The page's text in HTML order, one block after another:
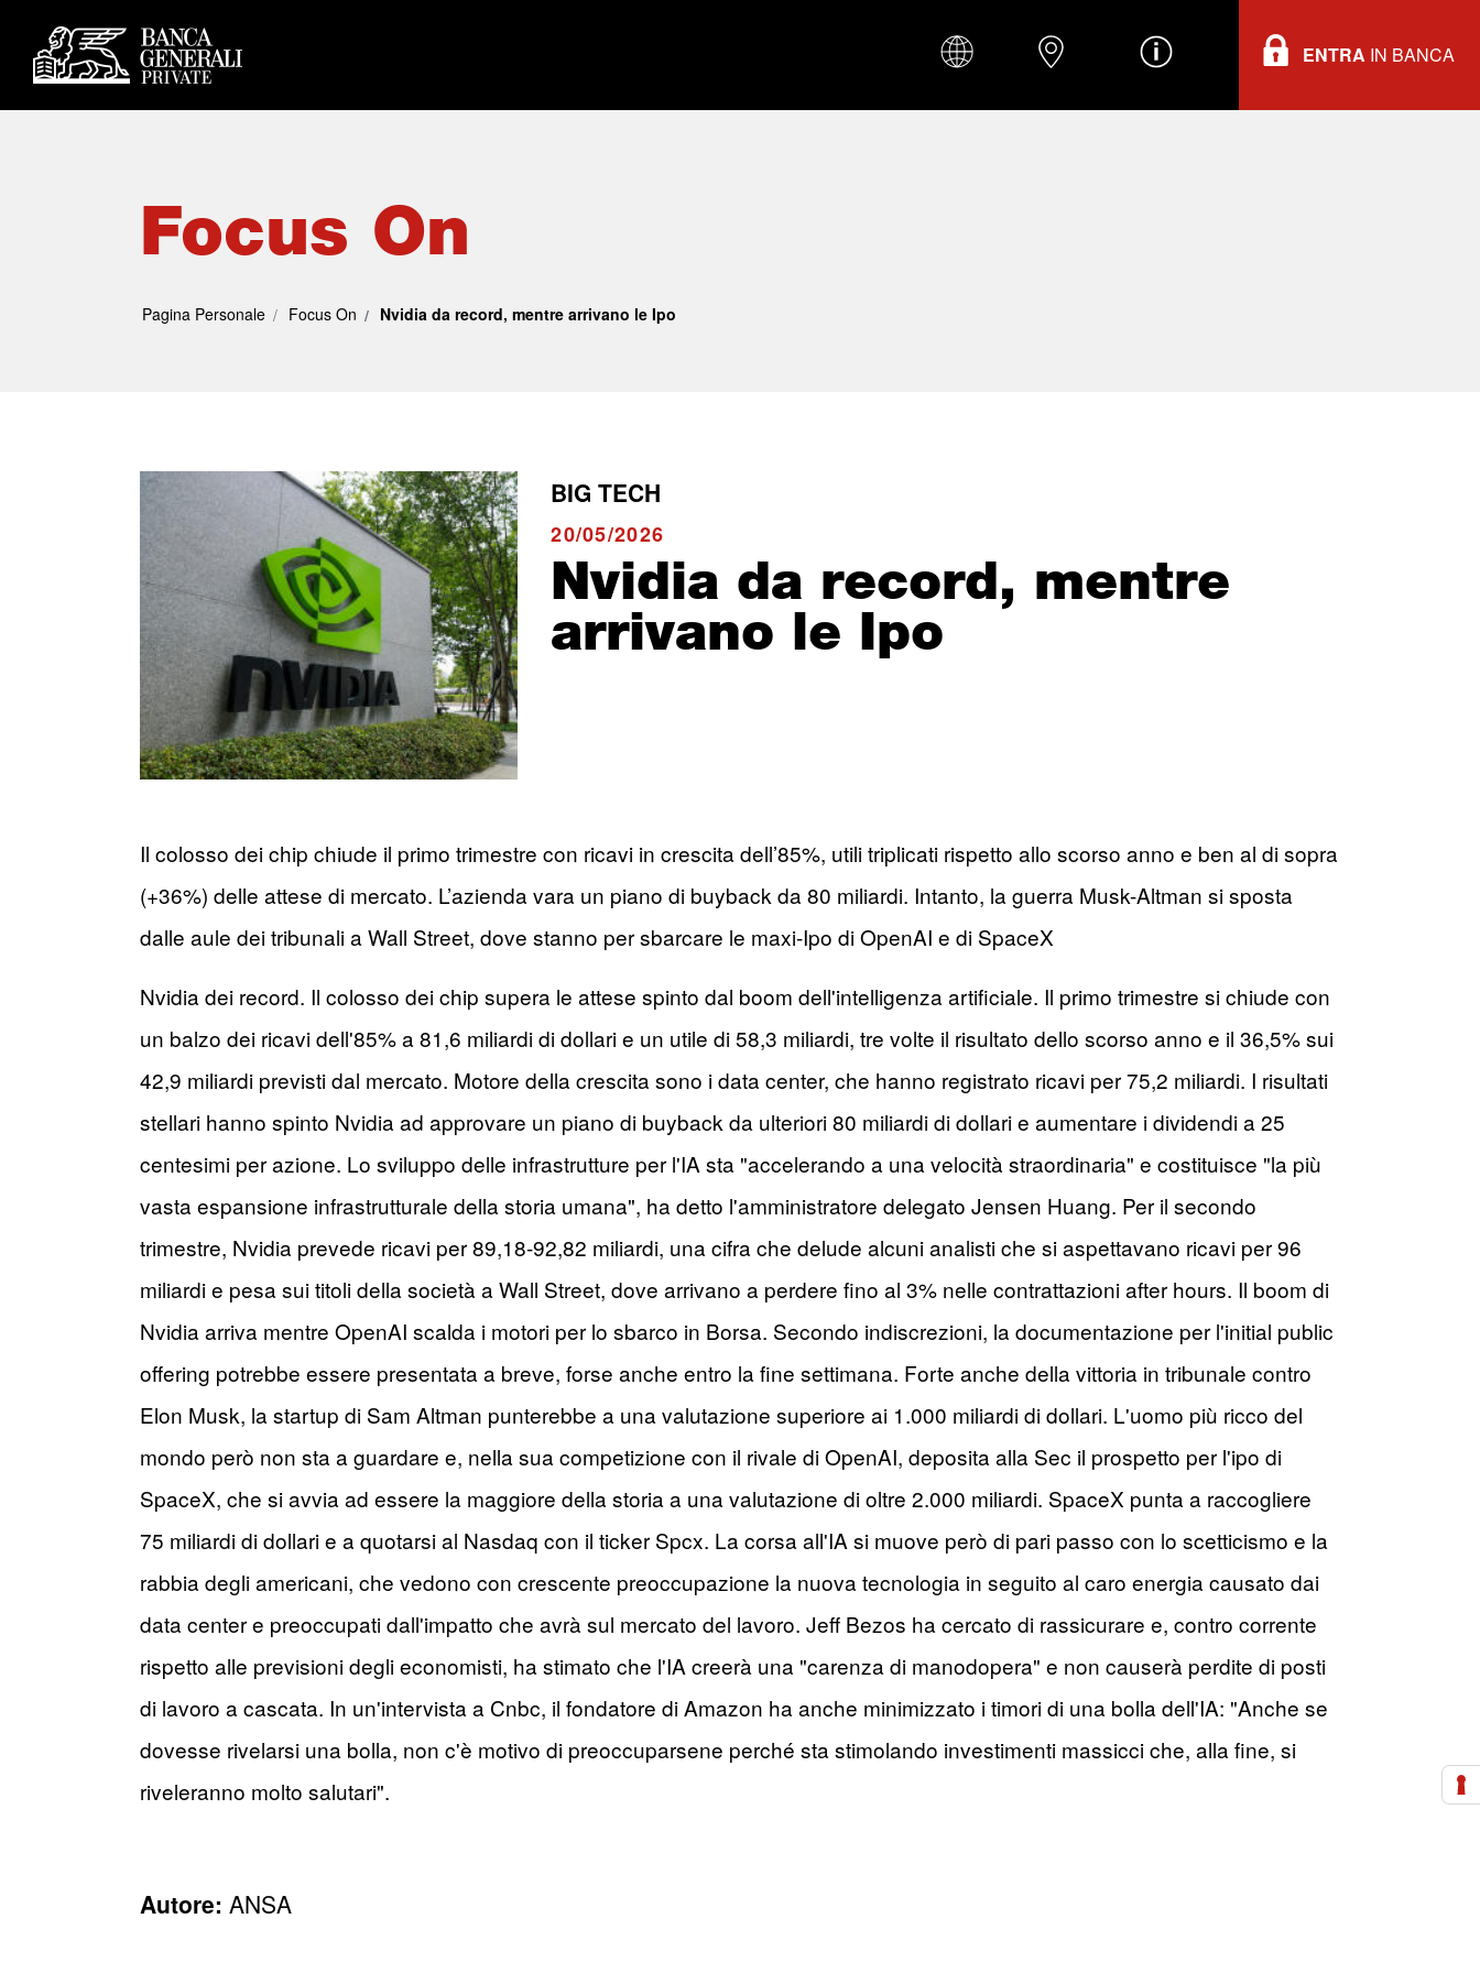
ENTRA IN BANCA
Focus On
Pagina Personale Focus On Nvidia da record, mentre arrivano le Ipo
BIG TECH
20/05/2026
Nvidia da record, mentre
arrivano le Ipo
Il colosso dei chip chiude il primo trimestre con ricavi in crescita dell’85%, utili triplicati rispetto allo scorso anno e ben al di sopra
(+36%) delle attese di mercato. L’azienda vara un piano di buyback da 80 miliardi. Intanto, la guerra Musk-Altman si sposta
dalle aule dei tribunali a Wall Street, dove stanno per sbarcare le maxi-Ipo di OpenAI e di SpaceX
Nvidia dei record. Il colosso dei chip supera le attese spinto dal boom dell'intelligenza artificiale. Il primo trimestre si chiude con
un balzo dei ricavi dell'85% a 81,6 miliardi di dollari e un utile di 58,3 miliardi, tre volte il risultato dello scorso anno e il 36,5% sui
42,9 miliardi previsti dal mercato. Motore della crescita sono i data center, che hanno registrato ricavi per 75,2 miliardi. I risultati
stellari hanno spinto Nvidia ad approvare un piano di buyback da ulteriori 80 miliardi di dollari e aumentare i dividendi a 25
centesimi per azione. Lo sviluppo delle infrastrutture per l'IA sta "accelerando a una velocità straordinaria" e costituisce "la più
vasta espansione infrastrutturale della storia umana", ha detto l'amministratore delegato Jensen Huang. Per il secondo
trimestre, Nvidia prevede ricavi per 89,18-92,82 miliardi, una cifra che delude alcuni analisti che si aspettavano ricavi per 96
miliardi e pesa sui titoli della società a Wall Street, dove arrivano a perdere fino al 3% nelle contrattazioni after hours. Il boom di
Nvidia arriva mentre OpenAI scalda i motori per lo sbarco in Borsa. Secondo indiscrezioni, la documentazione per l'initial public
offering potrebbe essere presentata a breve, forse anche entro la fine settimana. Forte anche della vittoria in tribunale contro
Elon Musk, la startup di Sam Altman punterebbe a una valutazione superiore ai 1.000 miliardi di dollari. L'uomo più ricco del
mondo però non sta a guardare e, nella sua competizione con il rivale di OpenAI, deposita alla Sec il prospetto per l'ipo di
SpaceX, che si avvia ad essere la maggiore della storia a una valutazione di oltre 2.000 miliardi. SpaceX punta a raccogliere
75 miliardi di dollari e a quotarsi al Nasdaq con il ticker Spcx. La corsa all'IA si muove però di pari passo con lo scetticismo e la
rabbia degli americani, che vedono con crescente preoccupazione la nuova tecnologia in seguito al caro energia causato dai
data center e preoccupati dall'impatto che avrà sul mercato del lavoro. Jeff Bezos ha cercato di rassicurare e, contro corrente
rispetto alle previsioni degli economisti, ha stimato che l'IA creerà una "carenza di manodopera" e non causerà perdite di posti
di lavoro a cascata. In un'intervista a Cnbc, il fondatore di Amazon ha anche minimizzato i timori di una bolla dell'IA: "Anche se
dovesse rivelarsi una bolla, non c'è motivo di preoccuparsene perché sta stimolando investimenti massicci che, alla fine, si
riveleranno molto salutari".
Autore: ANSA